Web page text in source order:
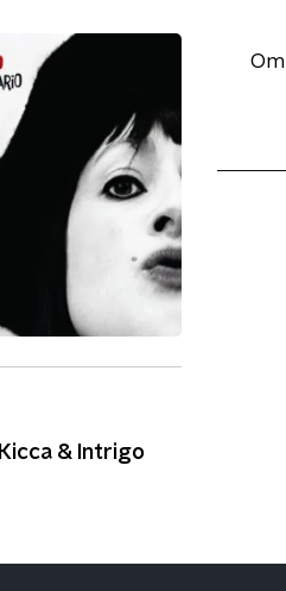
Kicca & Intrigo